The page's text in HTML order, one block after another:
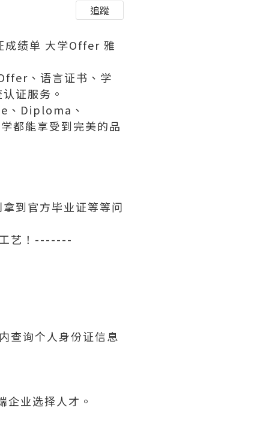
追蹤
成绩单 大学Offer 雅
、语言证书、学
证服务。
、Diploma、
都能享受到完美的品
到官方毕业证等等问
艺！-------
查询个人身份证信息
业选择人才。